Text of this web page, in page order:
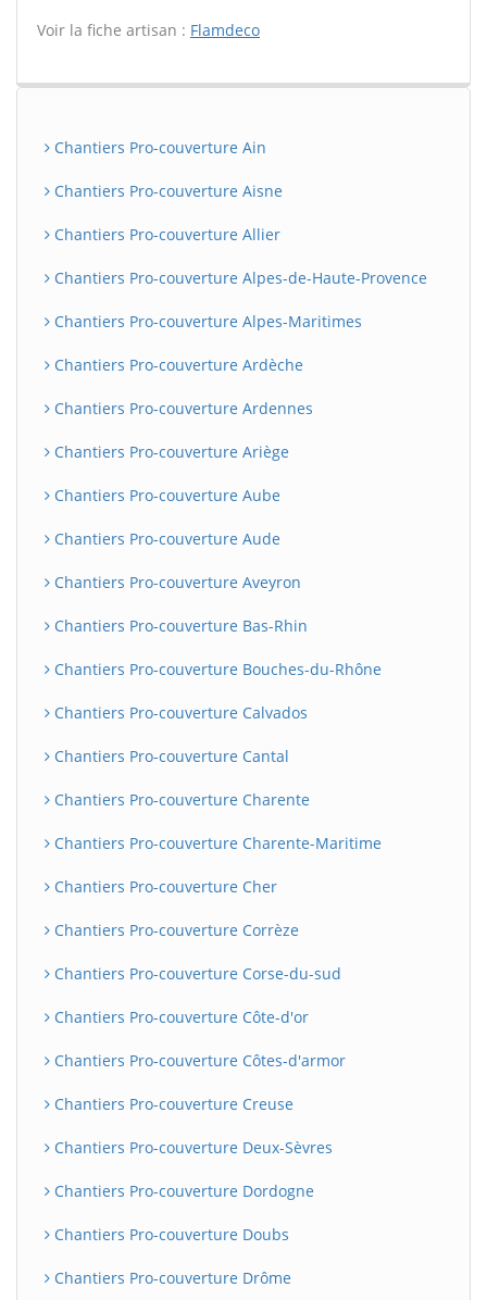
Voir la fiche artisan : Flamdeco
Chantiers Pro-couverture Ain
Chantiers Pro-couverture Aisne
Chantiers Pro-couverture Allier
Chantiers Pro-couverture Alpes-de-Haute-Provence
Chantiers Pro-couverture Alpes-Maritimes
Chantiers Pro-couverture Ardèche
Chantiers Pro-couverture Ardennes
Chantiers Pro-couverture Ariège
Chantiers Pro-couverture Aube
Chantiers Pro-couverture Aude
Chantiers Pro-couverture Aveyron
Chantiers Pro-couverture Bas-Rhin
Chantiers Pro-couverture Bouches-du-Rhône
Chantiers Pro-couverture Calvados
Chantiers Pro-couverture Cantal
Chantiers Pro-couverture Charente
Chantiers Pro-couverture Charente-Maritime
Chantiers Pro-couverture Cher
Chantiers Pro-couverture Corrèze
Chantiers Pro-couverture Corse-du-sud
Chantiers Pro-couverture Côte-d'or
Chantiers Pro-couverture Côtes-d'armor
Chantiers Pro-couverture Creuse
Chantiers Pro-couverture Deux-Sèvres
Chantiers Pro-couverture Dordogne
Chantiers Pro-couverture Doubs
Chantiers Pro-couverture Drôme